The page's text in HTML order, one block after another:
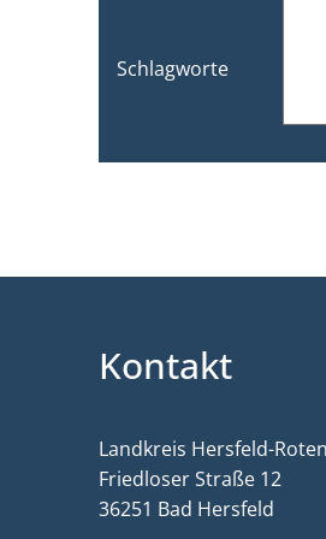
Schlagworte
Kontakt
Landkreis Hersfeld-
Friedloser Straße 12
36251 Bad Hersfeld